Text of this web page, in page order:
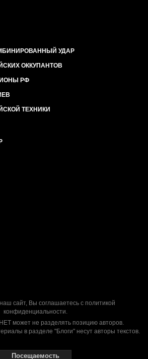
УДАР
ОККУПАНТОВ
РФ
ТЕХНИКИ
сайт, Вы соглашаетесь с политикой
конфиденциальности.
может не разделять позицию авторов.
в разделе "Блоги" несут авторы текстов.
Посещаемость